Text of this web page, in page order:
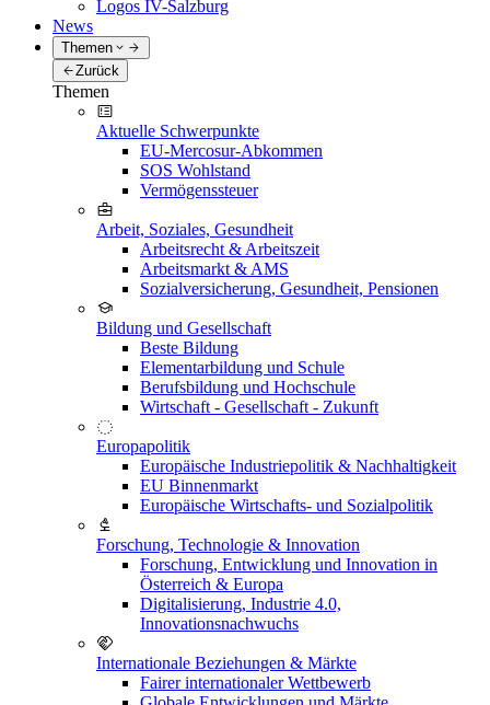
Logos IV-Salzburg
News
Themen
Zurück
Themen
Aktuelle Schwerpunkte
EU-Mercosur-Abkommen
SOS Wohlstand
Vermögenssteuer
Arbeit, Soziales, Gesundheit
Arbeitsrecht & Arbeitszeit
Arbeitsmarkt & AMS
Sozialversicherung, Gesundheit, Pensionen
Bildung und Gesellschaft
Beste Bildung
Elementarbildung und Schule
Berufsbildung und Hochschule
Wirtschaft - Gesellschaft - Zukunft
Europapolitik
Europäische Industriepolitik & Nachhaltigkeit
EU Binnenmarkt
Europäische Wirtschafts- und Sozialpolitik
Forschung, Technologie & Innovation
Forschung, Entwicklung und Innovation in
Österreich & Europa
Digitalisierung, Industrie 4.0,
Innovationsnachwuchs
Internationale Beziehungen & Märkte
Fairer internationaler Wettbewerb